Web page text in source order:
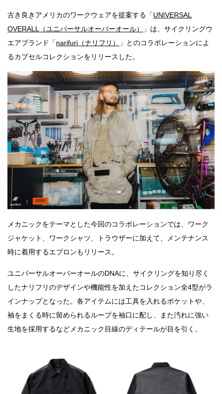
古き良きアメリカのワークウェアを提案する「UNIVERSAL
OVERALL（ユニバーサルオーバーオール）
」は、サイクリングウ
エアブランド「narifuri（ナリフリ）
」とのコラボレーションによ
るカプセルコレクションをリリースした。
メカニックをテーマとした今回のコラボレーションでは、ワーク
ジャケット、ワークシャツ、トラウザーに加えて、メンテナンス
時に着用するエプロンもリリース。
ユニバーサルオーバーオールのDNAに、サイクリングを知り尽く
したナリフリのデザインや機能性を加えたコレクション全4型がラ
インナップとなった。各アイテムには工具を入れるポケットや、
袖をまくる時に留められるループを袖口に配し、また汚れに強い
生地を採用するなどメカニック目線のディテールが目を引く。